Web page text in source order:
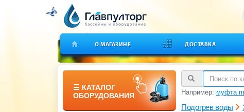
О МАГАЗИНЕ ДОСТАВКА
☰ КАТАЛОГ
ОБОРУДОВАНИЯ
Например: муфта
Подогрев воды